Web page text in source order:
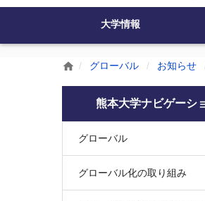
大学情報
home グローバル お知らせ
熊本大学ナビゲーシ
グローバル
グローバル化の取り組み